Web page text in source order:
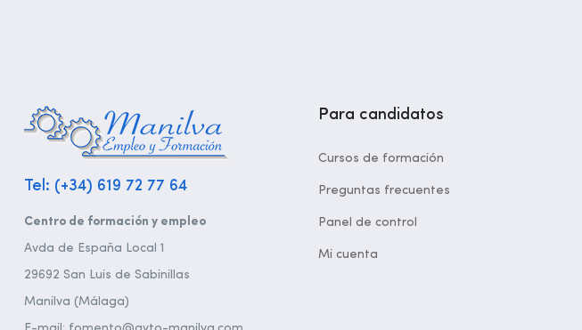
Tel: (+34) 619 72 77 64
Centro de formación y empleo
Avda de España Local 1
29692 San Luis de Sabinillas
Manilva (Málaga)
Para candidatos
Cursos de formación
Preguntas frecuentes
Panel de control
Mi cuenta